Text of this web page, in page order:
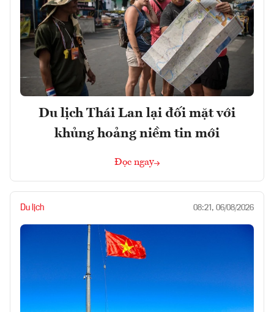
Du lịch Thái Lan lại đối mặt với
khủng hoảng niềm tin mới
Đọc ngay
Du lịch 08:21, 06/08/2026